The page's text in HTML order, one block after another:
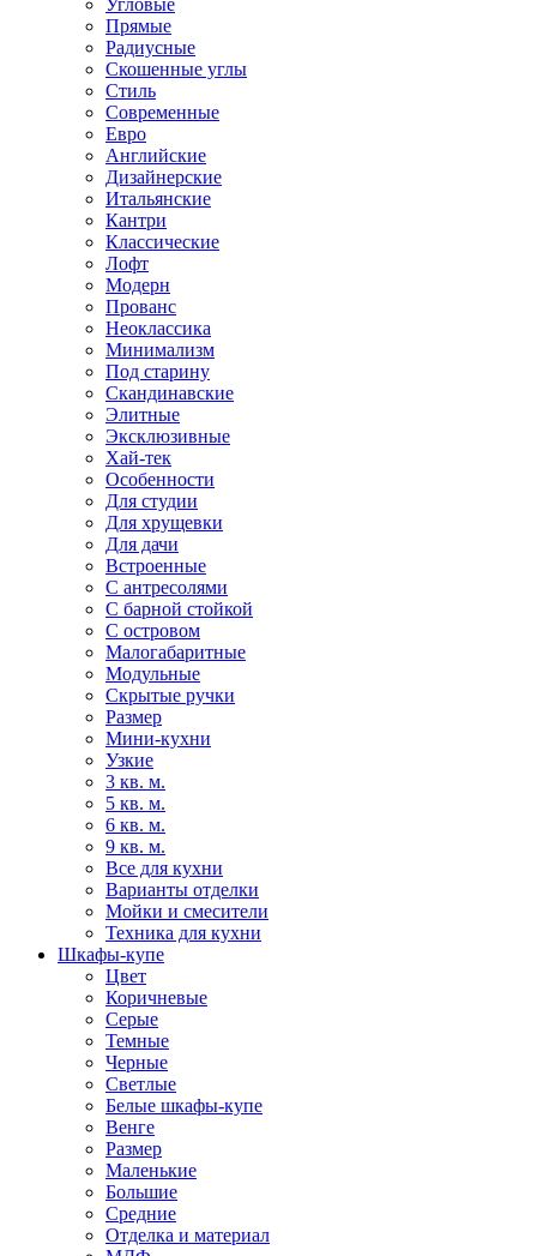
Угловые
Прямые
Радиусные
Скошенные углы
Стиль
Современные
Евро
Английские
Дизайнерские
Итальянские
Кантри
Классические
Лофт
Модерн
Прованс
Неоклассика
Минимализм
Под старину
Скандинавские
Элитные
Эксклюзивные
Хай-тек
Особенности
Для студии
Для хрущевки
Для дачи
Встроенные
С антресолями
С барной стойкой
С островом
Малогабаритные
Модульные
Скрытые ручки
Размер
Мини-кухни
Узкие
3 кв. м.
5 кв. м.
6 кв. м.
9 кв. м.
Все для кухни
Варианты отделки
Мойки и смесители
Техника для кухни
Шкафы-купе
Цвет
Коричневые
Серые
Темные
Черные
Светлые
Белые шкафы-купе
Венге
Размер
Маленькие
Большие
Средние
Отделка и материал